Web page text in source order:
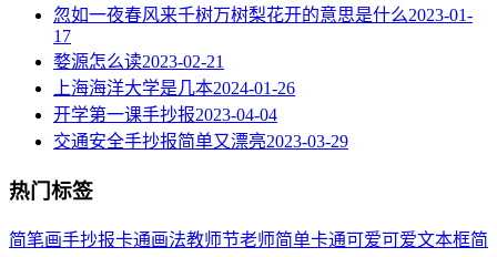
忽如一夜春风来千树万树梨花开的意思是什么2023-01-
17
婺源怎么读2023-02-21
上海海洋大学是几本2024-01-26
开学第一课手抄报2023-04-04
交通安全手抄报简单又漂亮2023-03-29
热门标签
简笔画手抄报卡通画法教师节老师简单卡通可爱可爱文本框简